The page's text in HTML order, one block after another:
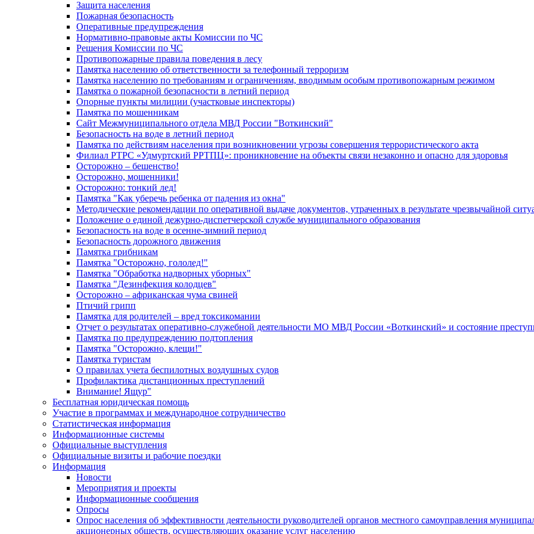
Защита населения
Пожарная безопасность
Оперативные предупреждения
Нормативно-правовые акты Комиссии по ЧС
Решения Комиссии по ЧС
Противопожарные правила поведения в лесу
Памятка населению об ответственности за телефонный терроризм
Памятка населению по требованиям и ограничениям, вводимым особым противопожарным режимом
Памятка о пожарной безопасности в летний период
Опорные пункты милиции (участковые инспекторы)
Памятка по мошенникам
Сайт Межмуниципального отдела МВД России "Воткинский"
Безопасность на воде в летний период
Памятка по действиям населения при возникновении угрозы совершения террористического акта
Филиал РТРС «Удмуртский РРТПЦ»: проникновение на объекты связи незаконно и опасно для здоровья
Осторожно – бешенство!
Осторожно, мошенники!
Осторожно: тонкий лед!
Памятка "Как уберечь ребенка от падения из окна"
Методические рекомендации по оперативной выдаче документов, утраченных в результате чрезвычайной
Положение о единой дежурно-диспетчерской службе муниципального образования
Безопасность на воде в осенне-зимний период
Безопасность дорожного движения
Памятка грибникам
Памятка "Осторожно, гололед!"
Памятка "Обработка надворных уборных"
Памятка "Дезинфекция колодцев"
Осторожно – африканская чума свиней
Птичий грипп
Памятка для родителей – вред токсикомании
Отчет о результатах оперативно-служебной деятельности МО МВД России «Воткинский» и состояние
Памятка по предупреждению подтопления
Памятка "Осторожно, клещи!"
Памятка туристам
О правилах учета беспилотных воздушных судов
Профилактика дистанционных преступлений
Внимание! Ящур"
Бесплатная юридическая помощь
Участие в программах и международное сотрудничество
Статистическая информация
Информационные системы
Официальные выступления
Официальные визиты и рабочие поездки
Информация
Новости
Мероприятия и проекты
Информационные сообщения
Опросы
Опрос населения об эффективности деятельности руководителей органов местного самоуправления
акционерных обществ, осуществляющих оказание услуг населению